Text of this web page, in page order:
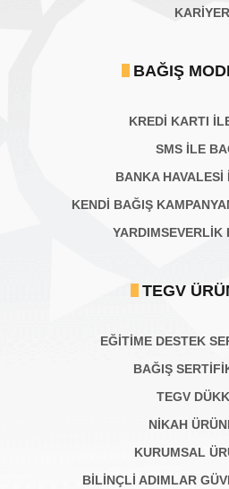
KARIYER
BAĞIŞ
KREDİ KARTI
SMS İLE
BANKA HAVALESİ
KENDİ BAĞIŞ
YARDIMSEVERLİK
TEGV
EĞİTİME DESTEK
BAĞIŞ
TEGV
NİKAH
KURUMSAL
BILINÇLI ADIMLAR